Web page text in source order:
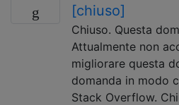
[chiuso]
Chiuso. Questa
Attualmente non
migliorare questa
domanda in modo
Stack Overflow.